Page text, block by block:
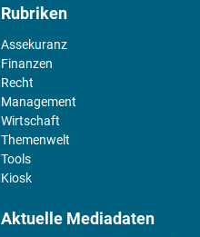
Rubriken
Assekuranz
Finanzen
Recht
Management
Wirtschaft
Themenwelt
Tools
Kiosk
Aktuelle Mediadaten